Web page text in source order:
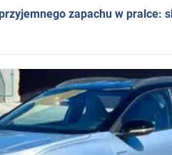
zapachu w pralce: